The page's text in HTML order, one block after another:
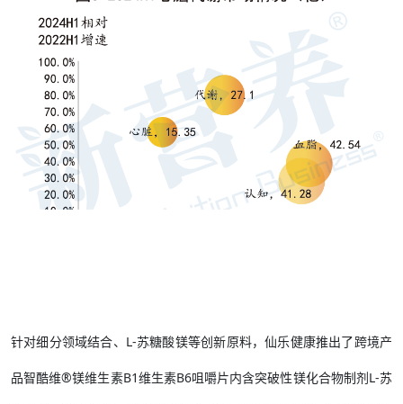
针对细分领域结合、L-苏糖酸镁等创新原料，仙乐健康推出了跨境产
品智酷维®镁维生素B1维生素B6咀嚼片内含突破性镁化合物制剂L-苏